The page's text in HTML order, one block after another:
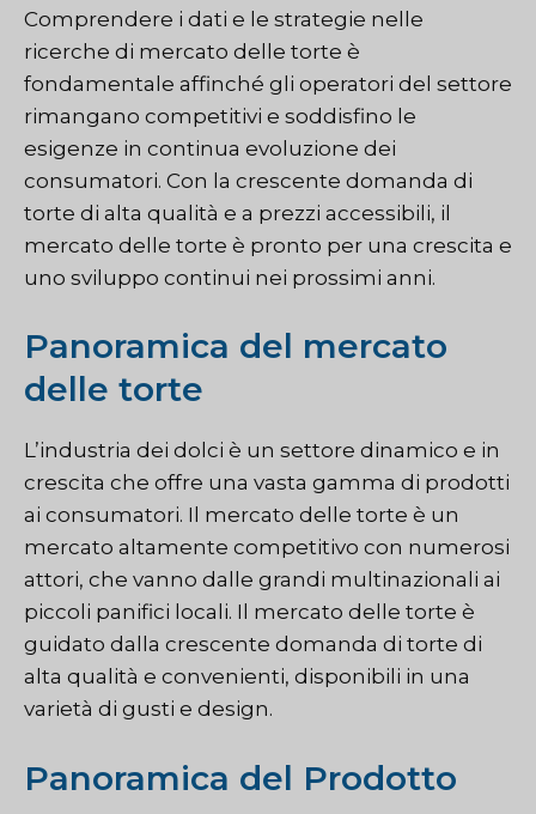
Comprendere i dati e le strategie nelle
ricerche di mercato delle torte è
fondamentale affinché gli operatori del settore
rimangano competitivi e soddisfino le
esigenze in continua evoluzione dei
consumatori. Con la crescente domanda di
torte di alta qualità e a prezzi accessibili, il
mercato delle torte è pronto per una crescita e
uno sviluppo continui nei prossimi anni.
Panoramica del mercato
delle torte
L’industria dei dolci è un settore dinamico e in
crescita che offre una vasta gamma di prodotti
ai consumatori. Il mercato delle torte è un
mercato altamente competitivo con numerosi
attori, che vanno dalle grandi multinazionali ai
piccoli panifici locali. Il mercato delle torte è
guidato dalla crescente domanda di torte di
alta qualità e convenienti, disponibili in una
varietà di gusti e design.
Panoramica del Prodotto